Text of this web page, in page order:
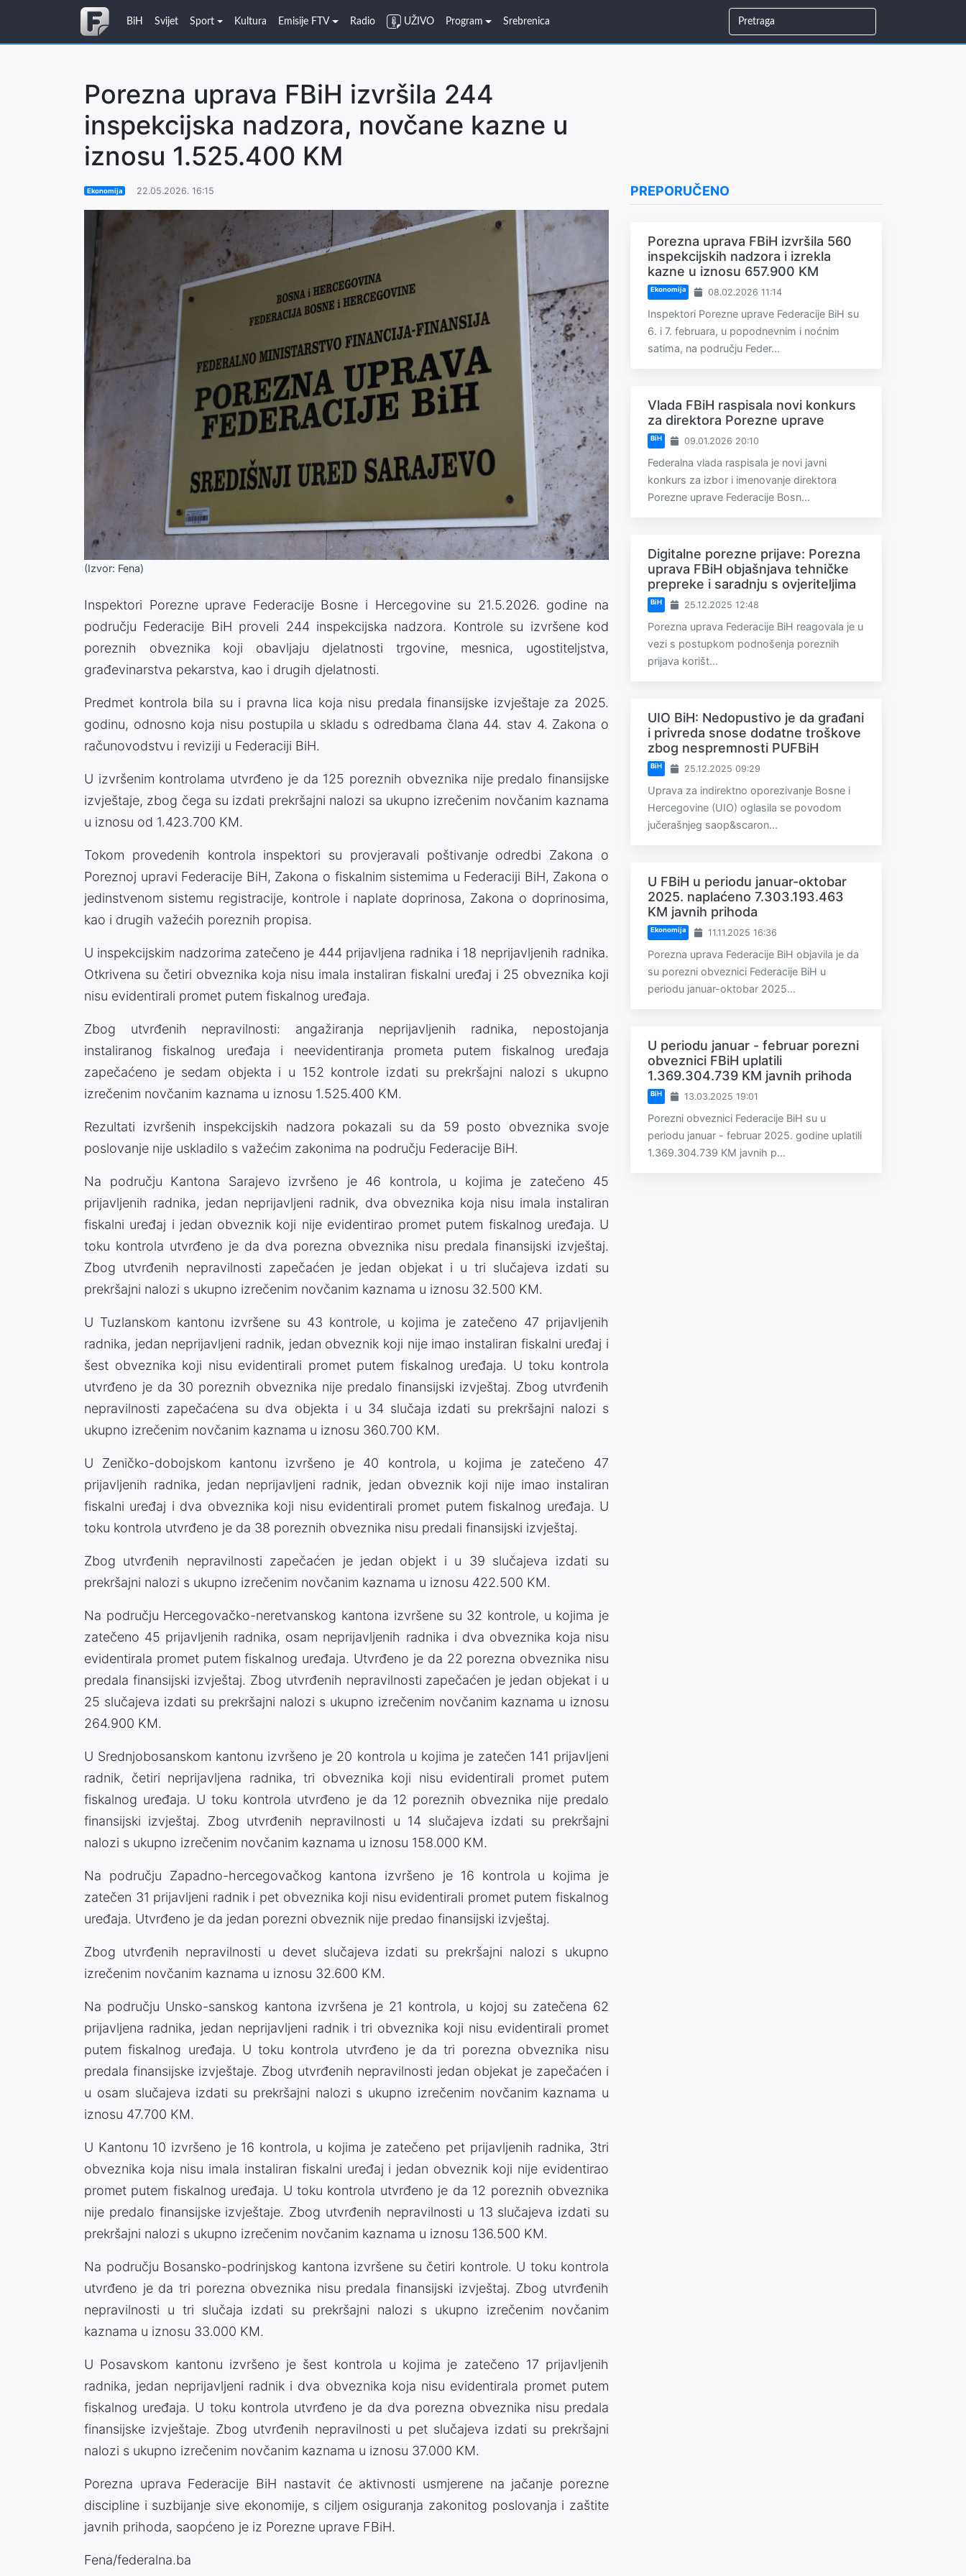
BiH Svijet Sport Kultura Emisije FTV Radio UŽIVO Program Srebrenica
Porezna uprava FBiH izvršila 244
inspekcijska nadzora, novčane kazne u
iznosu 1.525.400 KM
Ekonomija 22.05.2026. 16:15
(Izvor: Fena)
Inspektori Porezne uprave Federacije Bosne i Hercegovine su 21.5.2026. godine na
području Federacije BiH proveli 244 inspekcijska nadzora. Kontrole su izvršene kod
poreznih obveznika koji obavljaju djelatnosti trgovine, mesnica, ugostiteljstva,
građevinarstva pekarstva, kao i drugih djelatnosti.
Predmet kontrola bila su i pravna lica koja nisu predala finansijske izvještaje za 2025.
godinu, odnosno koja nisu postupila u skladu s odredbama člana 44. stav 4. Zakona o
računovodstvu i reviziji u Federaciji BiH.
U izvršenim kontrolama utvrđeno je da 125 poreznih obveznika nije predalo finansijske
izvještaje, zbog čega su izdati prekršajni nalozi sa ukupno izrečenim novčanim kaznama
u iznosu od 1.423.700 KM.
Tokom provedenih kontrola inspektori su provjeravali poštivanje odredbi Zakona o
Poreznoj upravi Federacije BiH, Zakona o fiskalnim sistemima u Federaciji BiH, Zakona o
jedinstvenom sistemu registracije, kontrole i naplate doprinosa, Zakona o doprinosima,
kao i drugih važećih poreznih propisa.
U inspekcijskim nadzorima zatečeno je 444 prijavljena radnika i 18 neprijavljenih radnika.
Otkrivena su četiri obveznika koja nisu imala instaliran fiskalni uređaj i 25 obveznika koji
nisu evidentirali promet putem fiskalnog uređaja.
Zbog utvrđenih nepravilnosti: angažiranja neprijavljenih radnika, nepostojanja
instaliranog fiskalnog uređaja i neevidentiranja prometa putem fiskalnog uređaja
zapečaćeno je sedam objekta i u 152 kontrole izdati su prekršajni nalozi s ukupno
izrečenim novčanim kaznama u iznosu 1.525.400 KM.
Rezultati izvršenih inspekcijskih nadzora pokazali su da 59 posto obveznika svoje
poslovanje nije uskladilo s važećim zakonima na području Federacije BiH.
Na području Kantona Sarajevo izvršeno je 46 kontrola, u kojima je zatečeno 45
prijavljenih radnika, jedan neprijavljeni radnik, dva obveznika koja nisu imala instaliran
fiskalni uređaj i jedan obveznik koji nije evidentirao promet putem fiskalnog uređaja. U
toku kontrola utvrđeno je da dva porezna obveznika nisu predala finansijski izvještaj.
Zbog utvrđenih nepravilnosti zapečaćen je jedan objekat i u tri slučajeva izdati su
prekršajni nalozi s ukupno izrečenim novčanim kaznama u iznosu 32.500 KM.
U Tuzlanskom kantonu izvršene su 43 kontrole, u kojima je zatečeno 47 prijavljenih
radnika, jedan neprijavljeni radnik, jedan obveznik koji nije imao instaliran fiskalni uređaj i
šest obveznika koji nisu evidentirali promet putem fiskalnog uređaja. U toku kontrola
utvrđeno je da 30 poreznih obveznika nije predalo finansijski izvještaj. Zbog utvrđenih
nepravilnosti zapečaćena su dva objekta i u 34 slučaja izdati su prekršajni nalozi s
ukupno izrečenim novčanim kaznama u iznosu 360.700 KM.
U Zeničko-dobojskom kantonu izvršeno je 40 kontrola, u kojima je zatečeno 47
prijavljenih radnika, jedan neprijavljeni radnik, jedan obveznik koji nije imao instaliran
fiskalni uređaj i dva obveznika koji nisu evidentirali promet putem fiskalnog uređaja. U
toku kontrola utvrđeno je da 38 poreznih obveznika nisu predali finansijski izvještaj.
Zbog utvrđenih nepravilnosti zapečaćen je jedan objekt i u 39 slučajeva izdati su
prekršajni nalozi s ukupno izrečenim novčanim kaznama u iznosu 422.500 KM.
Na području Hercegovačko-neretvanskog kantona izvršene su 32 kontrole, u kojima je
zatečeno 45 prijavljenih radnika, osam neprijavljenih radnika i dva obveznika koja nisu
evidentirala promet putem fiskalnog uređaja. Utvrđeno je da 22 porezna obveznika nisu
predala finansijski izvještaj. Zbog utvrđenih nepravilnosti zapečaćen je jedan objekat i u
25 slučajeva izdati su prekršajni nalozi s ukupno izrečenim novčanim kaznama u iznosu
264.900 KM.
U Srednjobosanskom kantonu izvršeno je 20 kontrola u kojima je zatečen 141 prijavljeni
radnik, četiri neprijavljena radnika, tri obveznika koji nisu evidentirali promet putem
fiskalnog uređaja. U toku kontrola utvrđeno je da 12 poreznih obveznika nije predalo
finansijski izvještaj. Zbog utvrđenih nepravilnosti u 14 slučajeva izdati su prekršajni
nalozi s ukupno izrečenim novčanim kaznama u iznosu 158.000 KM.
Na području Zapadno-hercegovačkog kantona izvršeno je 16 kontrola u kojima je
zatečen 31 prijavljeni radnik i pet obveznika koji nisu evidentirali promet putem fiskalnog
uređaja. Utvrđeno je da jedan porezni obveznik nije predao finansijski izvještaj.
Zbog utvrđenih nepravilnosti u devet slučajeva izdati su prekršajni nalozi s ukupno
izrečenim novčanim kaznama u iznosu 32.600 KM.
Na području Unsko-sanskog kantona izvršena je 21 kontrola, u kojoj su zatečena 62
prijavljena radnika, jedan neprijavljeni radnik i tri obveznika koji nisu evidentirali promet
putem fiskalnog uređaja. U toku kontrola utvrđeno je da tri porezna obveznika nisu
predala finansijske izvještaje. Zbog utvrđenih nepravilnosti jedan objekat je zapečaćen i
u osam slučajeva izdati su prekršajni nalozi s ukupno izrečenim novčanim kaznama u
iznosu 47.700 KM.
U Kantonu 10 izvršeno je 16 kontrola, u kojima je zatečeno pet prijavljenih radnika, 3tri
obveznika koja nisu imala instaliran fiskalni uređaj i jedan obveznik koji nije evidentirao
promet putem fiskalnog uređaja. U toku kontrola utvrđeno je da 12 poreznih obveznika
nije predalo finansijske izvještaje. Zbog utvrđenih nepravilnosti u 13 slučajeva izdati su
prekršajni nalozi s ukupno izrečenim novčanim kaznama u iznosu 136.500 KM.
Na području Bosansko-podrinjskog kantona izvršene su četiri kontrole. U toku kontrola
utvrđeno je da tri porezna obveznika nisu predala finansijski izvještaj. Zbog utvrđenih
nepravilnosti u tri slučaja izdati su prekršajni nalozi s ukupno izrečenim novčanim
kaznama u iznosu 33.000 KM.
U Posavskom kantonu izvršeno je šest kontrola u kojima je zatečeno 17 prijavljenih
radnika, jedan neprijavljeni radnik i dva obveznika koja nisu evidentirala promet putem
fiskalnog uređaja. U toku kontrola utvrđeno je da dva porezna obveznika nisu predala
finansijske izvještaje. Zbog utvrđenih nepravilnosti u pet slučajeva izdati su prekršajni
nalozi s ukupno izrečenim novčanim kaznama u iznosu 37.000 KM.
Porezna uprava Federacije BiH nastavit će aktivnosti usmjerene na jačanje porezne
discipline i suzbijanje sive ekonomije, s ciljem osiguranja zakonitog poslovanja i zaštite
javnih prihoda, saopćeno je iz Porezne uprave FBiH.
Fena/federalna.ba
PREPORUČENO
Porezna uprava FBiH izvršila 560
inspekcijskih nadzora i izrekla
kazne u iznosu 657.900 KM
Ekonomija 08.02.2026 11:14
Inspektori Porezne uprave Federacije BiH su
6. i 7. februara, u popodnevnim i noćnim
satima, na području Feder...
Vlada FBiH raspisala novi konkurs
za direktora Porezne uprave
BiH 09.01.2026 20:10
Federalna vlada raspisala je novi javni
konkurs za izbor i imenovanje direktora
Porezne uprave Federacije Bosn...
Digitalne porezne prijave: Porezna
uprava FBiH objašnjava tehničke
prepreke i saradnju s ovjeriteljima
BiH 25.12.2025 12:48
Porezna uprava Federacije BiH reagovala je u
vezi s postupkom podnošenja poreznih
prijava korišt...
UIO BiH: Nedopustivo je da građani
i privreda snose dodatne troškove
zbog nespremnosti PUFBiH
BiH 25.12.2025 09:29
Uprava za indirektno oporezivanje Bosne i
Hercegovine (UIO) oglasila se povodom
jučerašnjeg saop&scaron...
U FBiH u periodu januar-oktobar
2025. naplaćeno 7.303.193.463
KM javnih prihoda
Ekonomija 11.11.2025 16:36
Porezna uprava Federacije BiH objavila je da
su porezni obveznici Federacije BiH u
periodu januar-oktobar 2025...
U periodu januar - februar porezni
obveznici FBiH uplatili
1.369.304.739 KM javnih prihoda
BiH 13.03.2025 19:01
Porezni obveznici Federacije BiH su u
periodu januar - februar 2025. godine uplatili
1.369.304.739 KM javnih p...